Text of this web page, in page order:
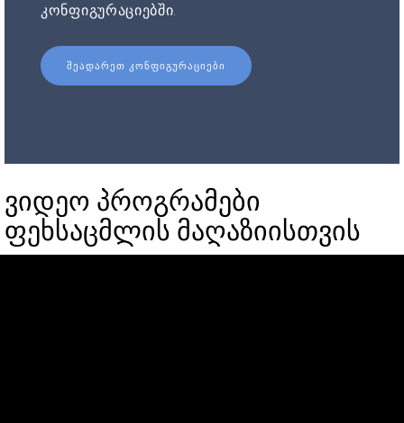
კონფიგურაციებში.
ᲨᲔᲐᲓᲐᲠᲔᲗ ᲙᲝᲜᲤᲘᲒᲣᲠᲐᲪᲘᲔᲑᲘ
ვიდეო პროგრამები
ფეხსაცმლის მაღაზიისთვის